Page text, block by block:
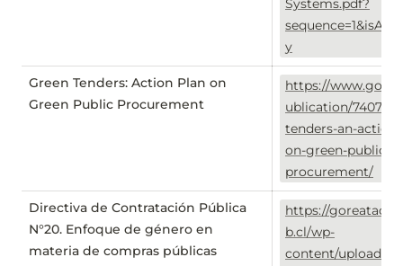
Systems.pdf?
y
Green Tenders: Action Plan on
Green Public Procurement
https://
ublication/74075-
tenders-an-
on-green-public-
procurement/
Directiva de Contratación Pública
N°20. Enfoque de género en
materia de compras públicas
https://
b.cl/wp-
content/uploads/